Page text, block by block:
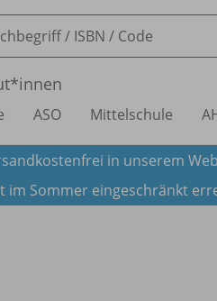
ASO Mittelschule
in unserem
im Sommer eingeschränkt